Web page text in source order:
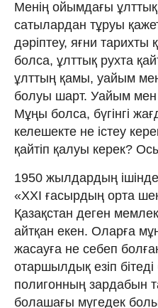
Менiң ойымдағы
сатылардан тұруы
дəрiптеу, яғни тарихты
болса, ұлттық рухта
ұлттың қамы, уайым
болуы шарт. Уайым
Мұңы болса, бүгiнгi
келешекте не iстеу
қайтiп қалуы керек?
1950 жылдардың
«ХХI ғасырдың орта
Қазақстан деген
айтқан екен. Оларға
жасауға не себеп
отаршылдық езiп
полигонның зардабын
болашағы мүгедек